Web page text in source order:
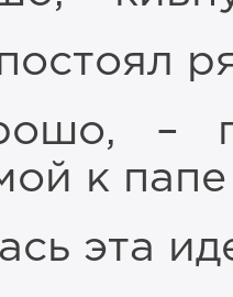
–
к папе
эта